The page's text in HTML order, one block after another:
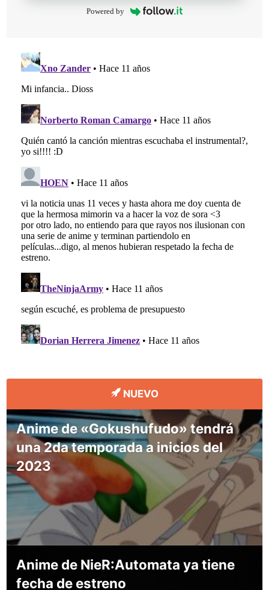
Powered by
NUEVO
Anime de «Gokushufudo» tendrá
una 2da temporada a inicios del
2023
Anime de NieR:Automata ya tiene
fecha de estreno